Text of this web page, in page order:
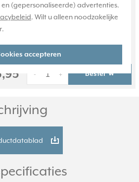
(gepersonaliseerde) advertenties.
. Wilt u alleen noodzakelijke
.
accepteren
Verwachte levertijd:
Voor 21u besteld, morgen in huis*
+
- Bestel